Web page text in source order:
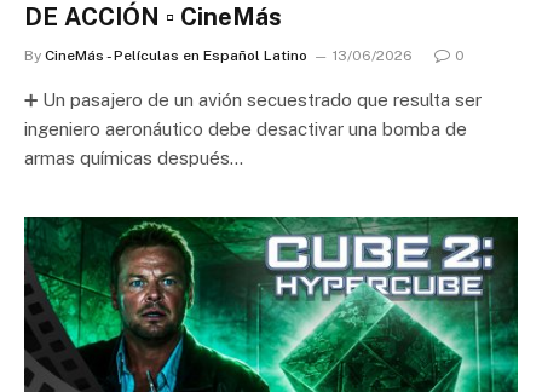
DE ACCIÓN ▫️ CineMás
By CineMás - Películas en Español Latino 13/06/2026 0
➕ Un pasajero de un avión secuestrado que resulta ser
ingeniero aeronáutico debe desactivar una bomba de
armas químicas después…